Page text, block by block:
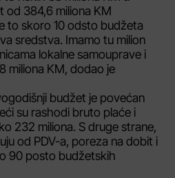
od 384,6 miliona KM
to skoro 10 odsto budžeta
sredstva. Imamo tu milion
lokalne samouprave i
miliona KM, dodao je
budžet je povećan
su rashodi bruto plaće i
232 miliona. S druge strane,
od PDV-a, poreza na dobit i
90 posto budžetskih